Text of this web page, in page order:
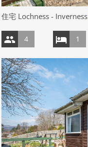
住宅 Lochness - Inverness
4 1